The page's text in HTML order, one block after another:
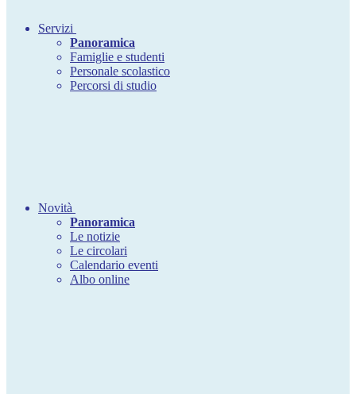
Servizi
Panoramica
Famiglie e studenti
Personale scolastico
Percorsi di studio
Novità
Panoramica
Le notizie
Le circolari
Calendario eventi
Albo online